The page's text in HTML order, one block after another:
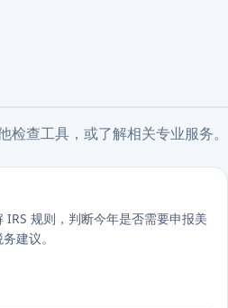
查工具，或了解相关专业服务。
规则，判断今年是否需要申报美
建议。